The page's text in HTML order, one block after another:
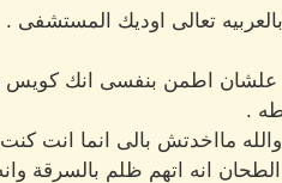
تعالى اوديك المستشفى .
علشان اطمن بنفسى انك
.
مااخدتش بالى انما
انه اتهم ظلم بالسرقة